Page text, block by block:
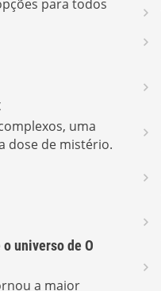
para todos
uma
dose de mistério.
universo de O
a maior